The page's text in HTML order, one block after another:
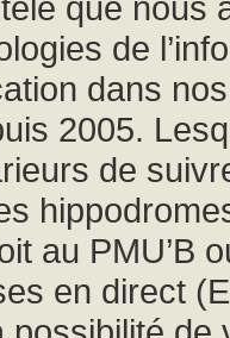
de
dans
2005.
de
au PMU’B
en direct